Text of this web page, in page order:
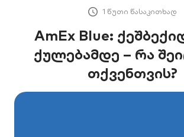
1 წუთი წასაკითხად
AmEx Blue:
ქულებამდე – რა
თქვენთვის?